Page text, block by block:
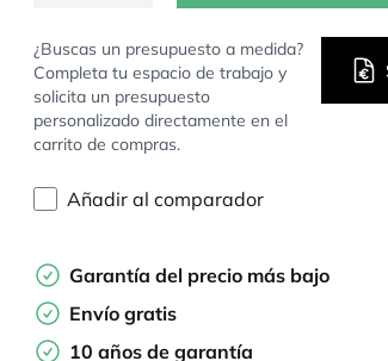
¿Buscas un presupuesto a medida?
Completa tu espacio de trabajo y
solicita un presupuesto
personalizado directamente en el
carrito de compras.
Añadir al comparador
Garantía del precio más bajo
Envío gratis
10 años de garantía